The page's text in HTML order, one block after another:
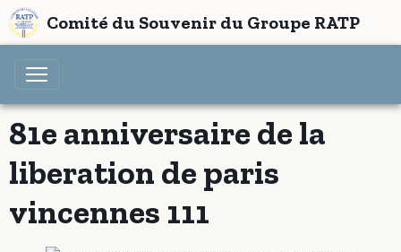
Comité du Souvenir du Groupe RATP
81e anniversaire de la
liberation de paris
vincennes 111